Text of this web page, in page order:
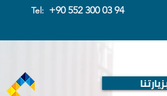
Tel: +90 552 300 03 94